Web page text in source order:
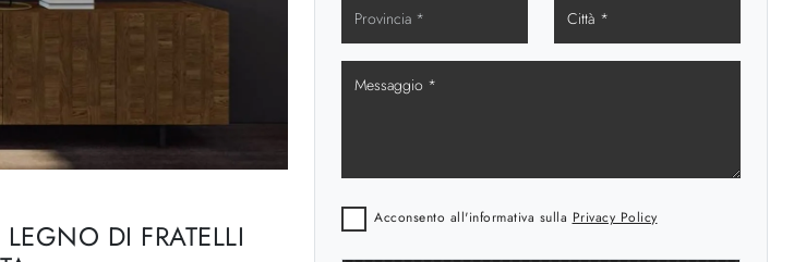
DI FRATELLI
Acconsento all'informativa sulla Privacy Policy